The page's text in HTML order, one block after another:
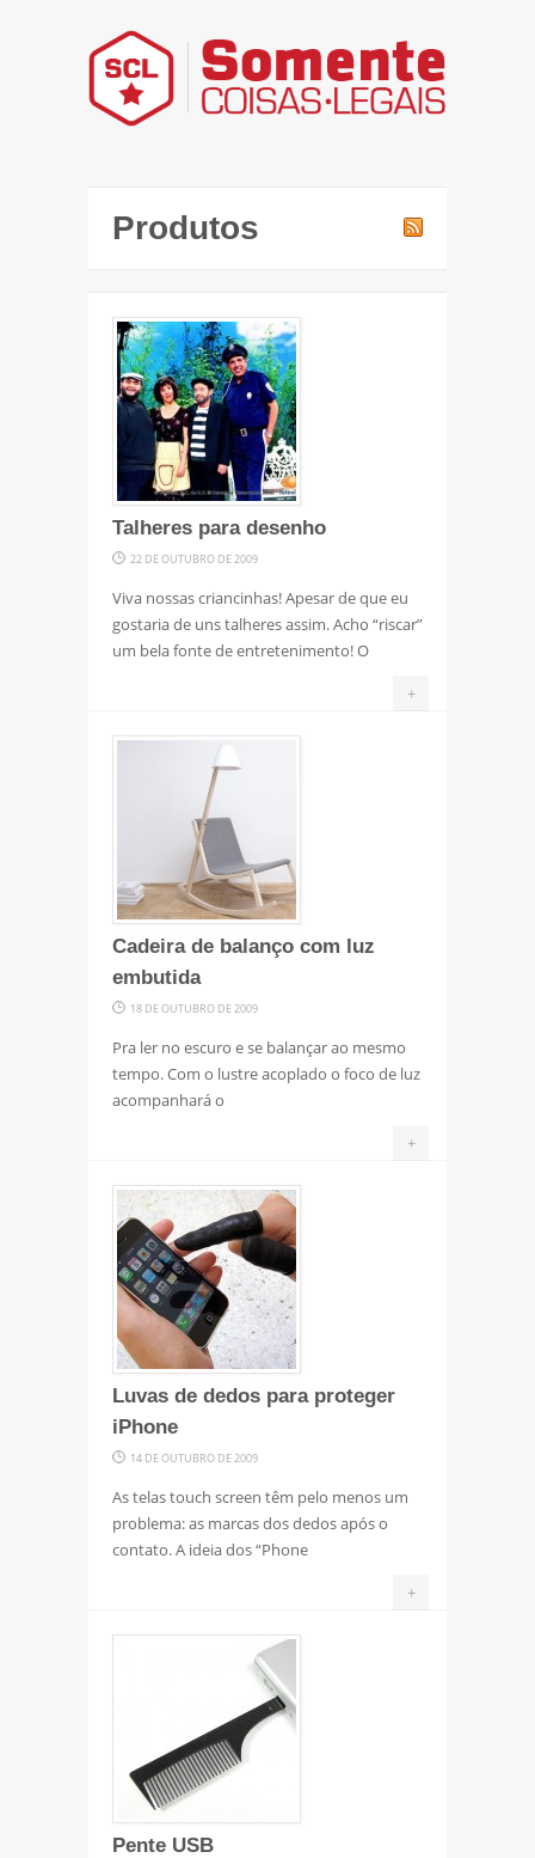
Produtos
Talheres para desenho
22 DE OUTUBRO DE 2009
Viva nossas criancinhas! Apesar de que eu
gostaria de uns talheres assim. Acho “riscar”
um bela fonte de entretenimento! O
+
Cadeira de balanço com luz
embutida
18 DE OUTUBRO DE 2009
Pra ler no escuro e se balançar ao mesmo
tempo. Com o lustre acoplado o foco de luz
acompanhará o
+
Luvas de dedos para proteger
iPhone
14 DE OUTUBRO DE 2009
As telas touch screen têm pelo menos um
problema: as marcas dos dedos após o
contato. A ideia dos “Phone
+
Pente USB